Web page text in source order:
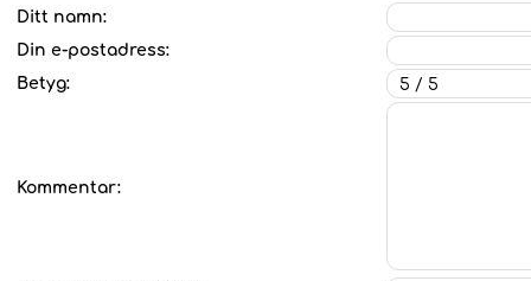
Ditt namn:
Din e-postadress:
Betyg:
Kommentar: